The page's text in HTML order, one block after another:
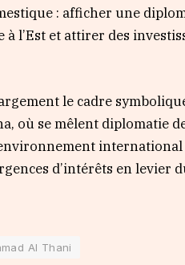
: afficher une
l’Est et attirer des
le cadre
où se mêlent diplomatie
d’intérêts en levier
Al Thani